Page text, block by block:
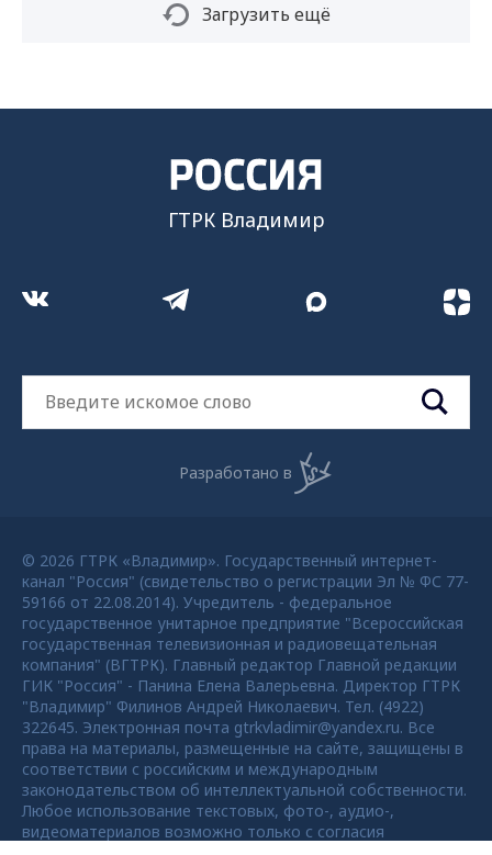
Загрузить ещё
ГТРК Владимир
Разработано в
© 2026 ГТРК «Владимир». Государственный интернет-
канал "Россия" (свидетельство о регистрации Эл № ФС 77-
59166 от 22.08.2014). Учредитель - федеральное
государственное унитарное предприятие "Всероссийская
государственная телевизионная и радиовещательная
компания" (ВГТРК). Главный редактор Главной редакции
ГИК "Россия" - Панина Елена Валерьевна. Директор ГТРК
"Владимир" Филинов Андрей Николаевич. Тел. (4922)
322645. Электронная почта gtrkvladimir@yandex.ru. Все
права на материалы, размещенные на сайте, защищены в
соответствии с российским и международным
законодательством об интеллектуальной собственности.
Любое использование текстовых, фото-, аудио-,
видеоматериалов возможно только с согласия